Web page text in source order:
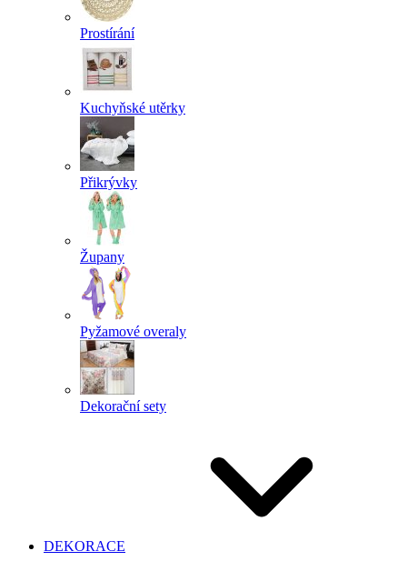
Prostírání
Kuchyňské utěrky
Přikrývky
Župany
Pyžamové overaly
Dekorační sety
DEKORACE